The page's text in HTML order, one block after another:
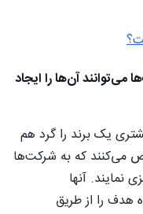
آن‌ها را ایجاد
یک برند را گرد هم
می‌کنند که به شرکت‌ها
نمایند. آنها
را از طریق